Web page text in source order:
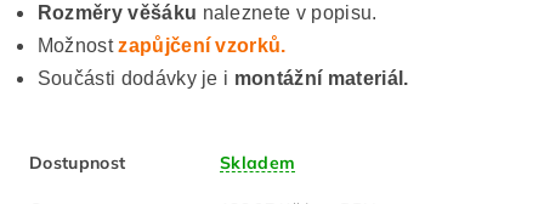
Rozměry věšáku naleznete v popisu.
Možnostzapůjčení vzorků.
Součásti dodávky je i montážní materiál.
Dostupnost Skladem